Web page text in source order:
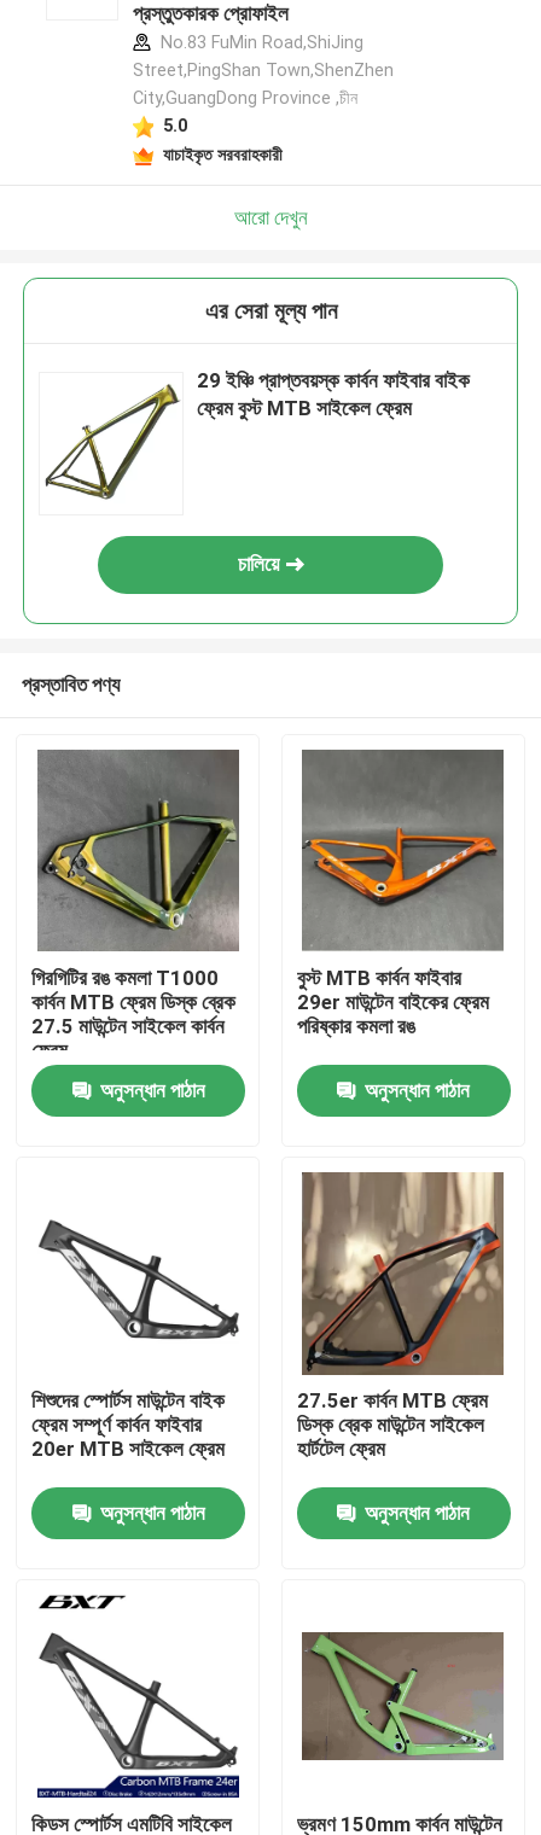
আমাদের সম্বন্ধে
গুণমান নিয়ন্ত্রণ
আমাদের সাথে যোগাযোগ
একটি উদ্ধৃতি অনুরোধ করুন
কার্বন মাউন্টেন বাইক
কার্বন রোড বাইক
কার্বন মাউন্টেন বাইক ফ্রেম
প্রস্তুতকারক প্রোফাইল
No.83 FuMin Road,ShiJing
Street,PingShan Town,ShenZhen
City,GuangDong Province ,চীন
5.0
যাচাইকৃত সরবরাহকারী
আরো দেখুন
এর সেরা মূল্য পান
29 ইঞ্চি প্রাপ্তবয়স্ক কার্বন ফাইবার বাইক
ফ্রেম বুস্ট MTB সাইকেল ফ্রেম
চালিয়ে
প্রস্তাবিত পণ্য
গিরগিটির রঙ কমলা T1000
কার্বন MTB ফ্রেম ডিস্ক ব্রেক
27.5 মাউন্টেন সাইকেল কার্বন
ফ্রেম
অনুসন্ধান পাঠান
বুস্ট MTB কার্বন ফাইবার
29er মাউন্টেন বাইকের ফ্রেম
পরিষ্কার কমলা রঙ
অনুসন্ধান পাঠান
শিশুদের স্পোর্টস মাউন্টেন বাইক
ফ্রেম সম্পূর্ণ কার্বন ফাইবার
20er MTB সাইকেল ফ্রেম
অনুসন্ধান পাঠান
27.5er কার্বন MTB ফ্রেম
ডিস্ক ব্রেক মাউন্টেন সাইকেল
হার্টটেল ফ্রেম
অনুসন্ধান পাঠান
কিডস স্পোর্টস এমটিবি সাইকেল ভ্রমণ 150mm কার্বন মাউন্টেন